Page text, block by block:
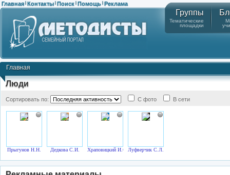
Главная | Контакты | Поиск | Помощь | Реклама
Группы
Тематические
площадки
Главная
Люди
Сортировать по: С фото В сети
Прыгунов Н.Н. Дедкова С.И. Храповицкий И.С. Луфверчик С.Л.